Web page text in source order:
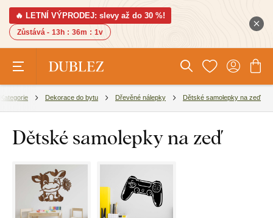
🔥 LETNÍ VÝPRODEJ: slevy až do 30 %!
Zůstává - 13h : 36m : 0v
Kategorie Dekorace do bytu Dřevěné nálepky Dětské samolepky na zeď
Dětské samolepky na zeď